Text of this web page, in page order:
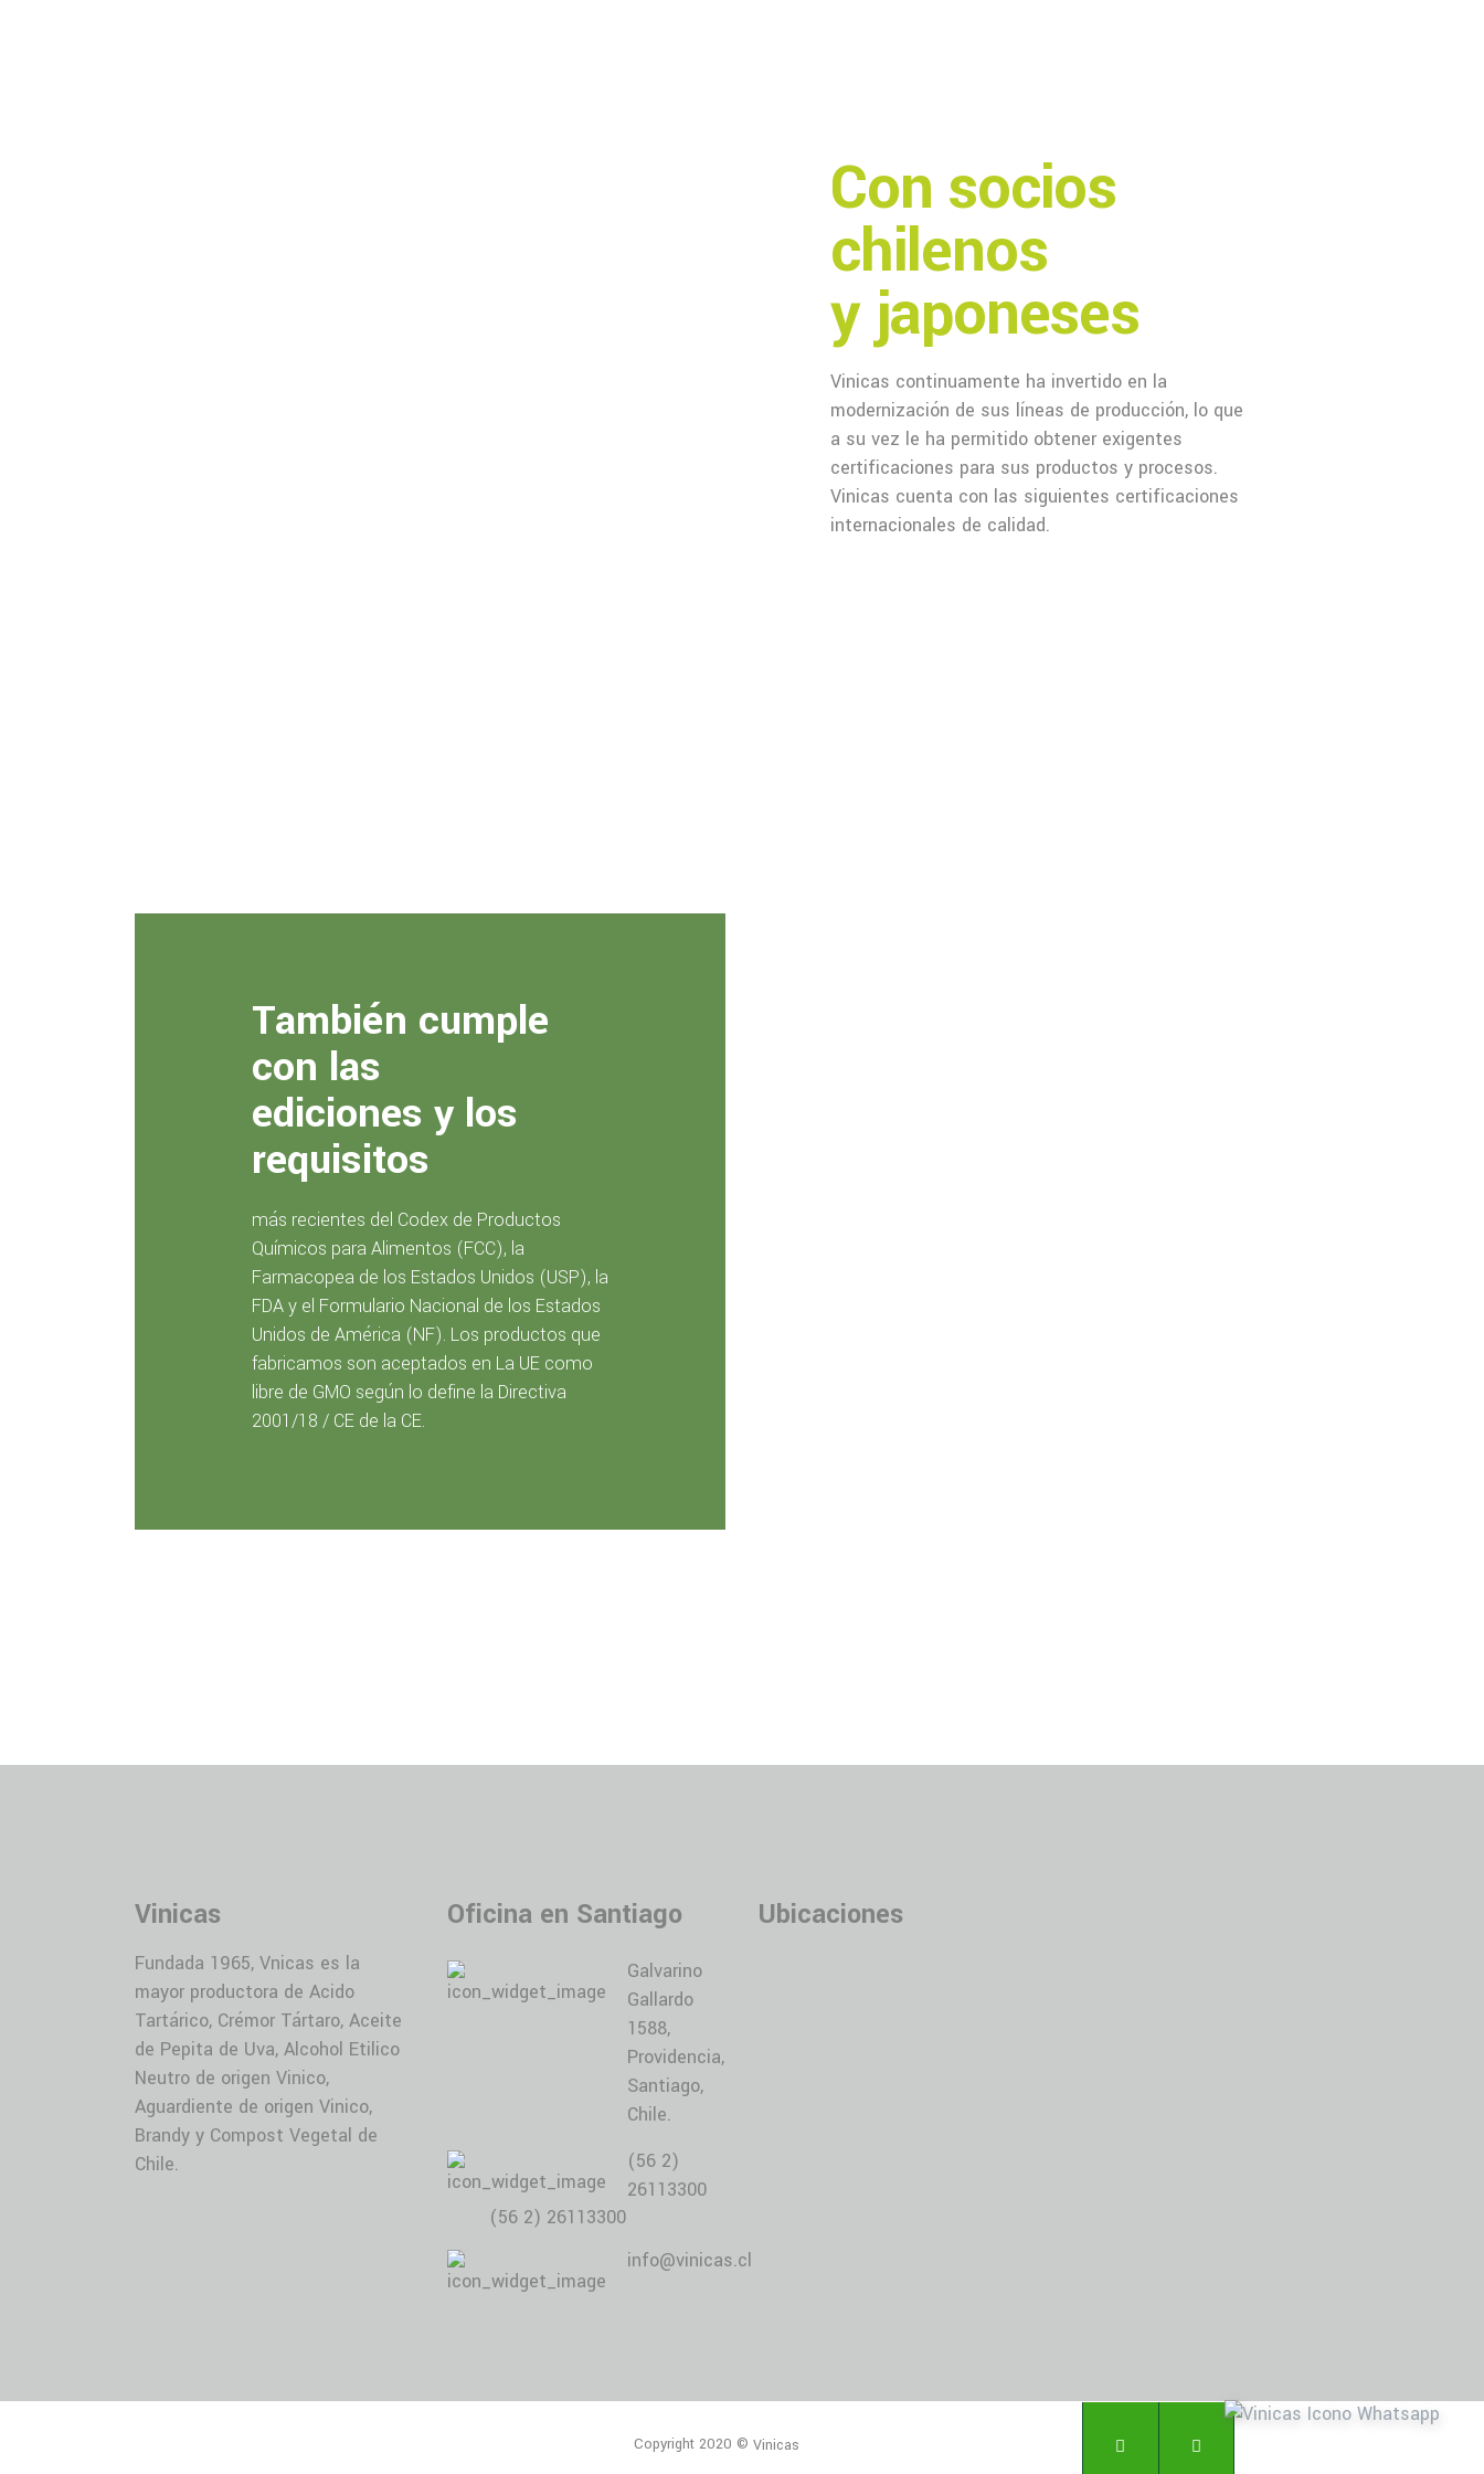
Con socios
chilenos
y japoneses
Vinicas continuamente ha invertido en la
modernización de sus líneas de producción, lo que
a su vez le ha permitido obtener exigentes
certificaciones para sus productos y procesos.
Vinicas cuenta con las siguientes certificaciones
internacionales de calidad.
También cumple
con las
ediciones y los
requisitos
más recientes del Codex de Productos
Químicos para Alimentos (FCC), la
Farmacopea de los Estados Unidos (USP), la
FDA y el Formulario Nacional de los Estados
Unidos de América (NF). Los productos que
fabricamos son aceptados en La UE como
libre de GMO según lo define la Directiva
2001/18 / CE de la CE.
Vinicas
Fundada 1965, Vnicas es la
mayor productora de Acido
Tartárico, Crémor Tártaro, Aceite
de Pepita de Uva, Alcohol Etilico
Neutro de origen Vinico,
Aguardiente de origen Vinico,
Brandy y Compost Vegetal de
Chile.
Oficina en Santiago
Galvarino
Gallardo
1588,
Providencia,
Santiago,
Chile.
(56 2)
26113300
(56 2) 26113300
info@vinicas.cl
Ubicaciones
Copyright 2020 © Vinicas